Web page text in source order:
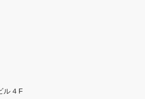
ル４F